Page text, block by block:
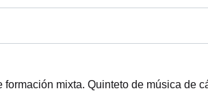
formación mixta. Quinteto de música de